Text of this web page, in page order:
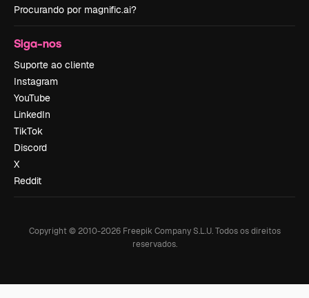
Procurando por magnific.ai?
Siga-nos
Suporte ao cliente
Instagram
YouTube
LinkedIn
TikTok
Discord
X
Reddit
Copyright © 2010-2026Freepik Company S.L.U. Todos os direitos
reservados.